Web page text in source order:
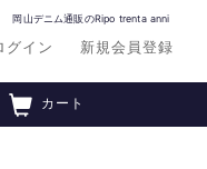
岡山デニム通販のRipo trenta anni
グイン 新規会員登録
カート